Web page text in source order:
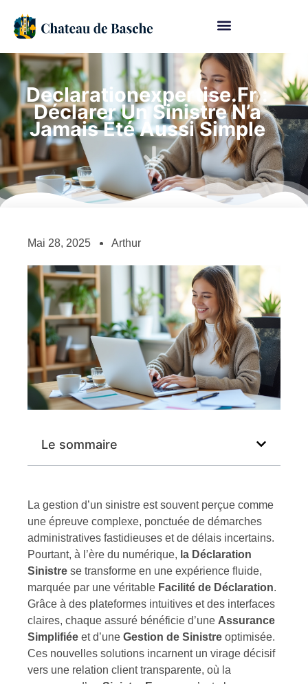
Declarationexpertise.fr :
Déclarer Un Sinistre N’a
Jamais Été Aussi Simple
Mai 28, 2025 Arthur
Le sommaire
La gestion d’un sinistre est souvent perçue comme
une épreuve complexe, ponctuée de démarches
administratives fastidieuses et de délais incertains.
Pourtant, à l’ère du numérique, la Déclaration
Sinistre se transforme en une expérience fluide,
marquée par une véritable Facilité de Déclaration.
Grâce à des plateformes intuitives et des interfaces
claires, chaque assuré bénéficie d’une Assurance
Simplifiée et d’une Gestion de Sinistre optimisée.
Ces nouvelles solutions incarnent un virage décisif
vers une relation client transparente, où la